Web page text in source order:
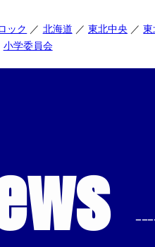
ック 北海道 東北中央 東
小学委員会